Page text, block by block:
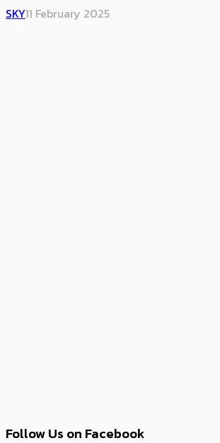
SKY11 February 2025
Follow Us on Facebook